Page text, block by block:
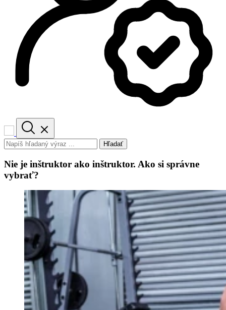
Hľadať
Nie je inštruktor ako inštruktor. Ako si správne
vybrať?